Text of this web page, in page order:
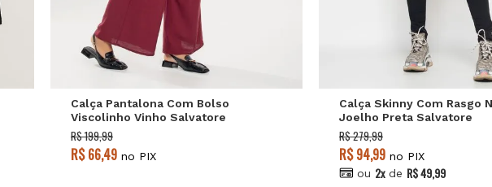
Calça Pantalona Com Bolso
Viscolinho Vinho Salvatore
R$ 199,99
R$ 66,49 no PIX
42
Calça Skinny Com Rasgo
Joelho Preta Salvatore
R$ 279,99
R$ 94,99 no PIX
ou 2x de R$ 49,99